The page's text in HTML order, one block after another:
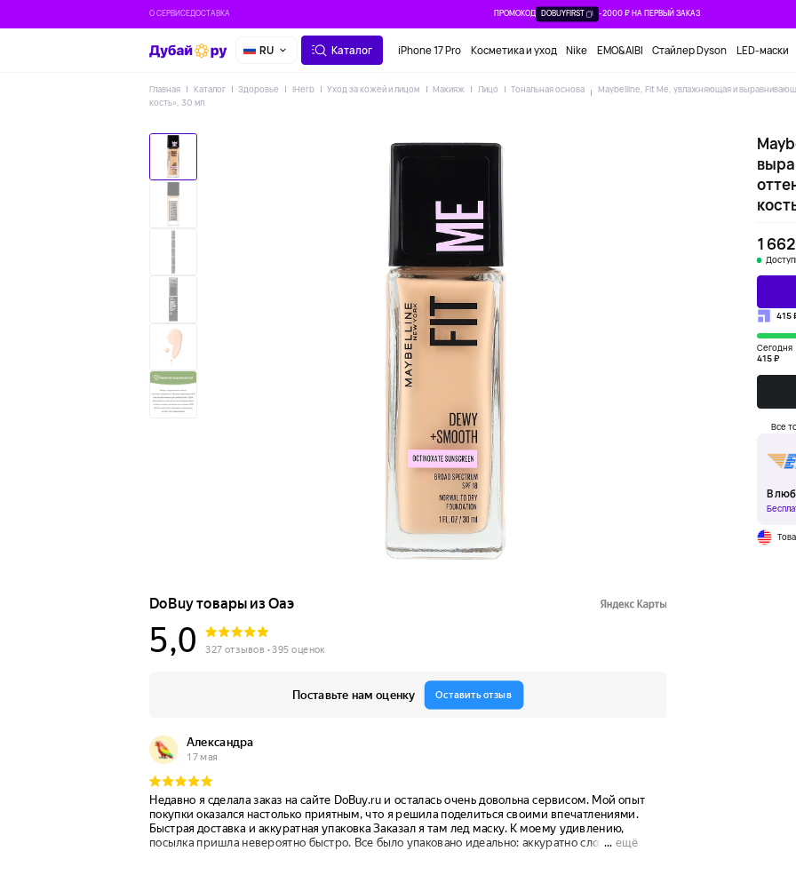
О СЕРВИСЕДОСТАВКА ПРОМОКОД DOBUYFIRST -2000 ₽ НА ПЕРВЫЙ ЗАКАЗ
RU Каталог iPhone 17 Pro Косметика и уход Nike EMO&AIBI Стайлер Dyson LED-маски
Главная Каталог Здоровье IHerb Уход за кожей и лицом Макияж Лицо Тональная основа
Maybelline, Fit Me, увлажняющая и
кость», 30 мл
1
415
Сегодня
415 ₽
Все
В